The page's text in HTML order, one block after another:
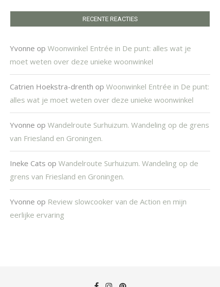
RECENTE REACTIES
Yvonne op Woonwinkel Entrée in De punt: alles wat je
moet weten over deze unieke woonwinkel
Catrien Hoekstra-drenth op Woonwinkel Entrée in De punt:
alles wat je moet weten over deze unieke woonwinkel
Yvonne op Wandelroute Surhuizum. Wandeling op de grens
van Friesland en Groningen.
Ineke Cats op Wandelroute Surhuizum. Wandeling op de
grens van Friesland en Groningen.
Yvonne op Review slowcooker van de Action en mijn
eerlijke ervaring